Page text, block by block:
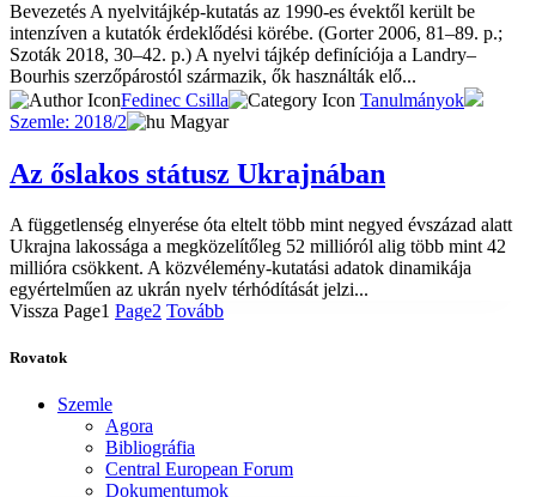
Bevezetés A nyelvitájkép-kutatás az 1990-es évektől került be
intenzíven a kutatók érdeklődési körébe. (Gorter 2006, 81–89. p.;
Szoták 2018, 30–42. p.) A nyelvi tájkép definíciója a Landry–
Bourhis szerzőpárostól származik, ők használták elő...
Fedinec Csilla
Tanulmányok
Szemle: 2018/2
Magyar
Az őslakos státusz Ukrajnában
A függetlenség elnyerése óta eltelt több mint negyed évszázad alatt
Ukrajna lakossága a megközelítőleg 52 millióról alig több mint 42
millióra csökkent. A közvélemény-kutatási adatok dinamikája
egyértelműen az ukrán nyelv térhódítását jelzi...
Vissza Page1 Page2 Tovább
Rovatok
Szemle
Agora
Bibliográfia
Central European Forum
Dokumentumok